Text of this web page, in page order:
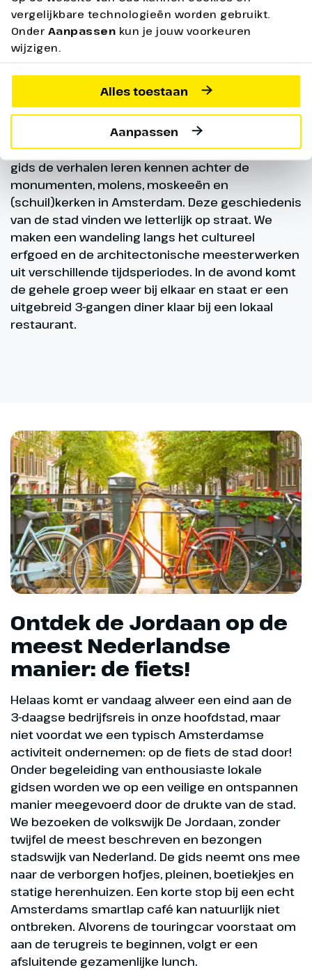
vergelijkbare technologieën worden gebruikt.
Onder Aanpassen kun je jouw voorkeuren
wijzigen.
Alles toestaan
Aanpassen
Amsterdam op eigen
gelegenheid
We gaan er vandaag op uit om Amsterdam beter
te leren kennen. Van tevoren kon iedereen een
keuze maken uit 2 activiteiten. Ofwel genieten
van een fenomenaal uitzicht over de stad vanaf
de A’DAM Toren of onder begeleiding van een
gids de verhalen leren kennen achter de
monumenten, molens, moskeeën en
(schuil)kerken in Amsterdam. Deze geschiedenis
van de stad vinden we letterlijk op straat. We
maken een wandeling langs het cultureel
erfgoed en de architectonische meesterwerken
uit verschillende tijdsperiodes. In de avond komt
de gehele groep weer bij elkaar en staat er een
uitgebreid 3-gangen diner klaar bij een lokaal
restaurant.
Ontdek de Jordaan op de
meest Nederlandse
manier: de fiets!
Helaas komt er vandaag alweer een eind aan de
3-daagse bedrijfsreis in onze hoofdstad, maar
niet voordat we een typisch Amsterdamse
activiteit ondernemen: op de fiets de stad door!
Onder begeleiding van enthousiaste lokale
gidsen worden we op een veilige en ontspannen
manier meegevoerd door de drukte van de stad.
We bezoeken de volkswijk De Jordaan, zonder
twijfel de meest beschreven en bezongen
stadswijk van Nederland. De gids neemt ons mee
naar de verborgen hofjes, pleinen, boetiekjes en
statige herenhuizen. Een korte stop bij een echt
Amsterdams smartlap café kan natuurlijk niet
ontbreken. Alvorens de touringcar voorstaat om
aan de terugreis te beginnen, volgt er een
afsluitende gezamenlijke lunch.